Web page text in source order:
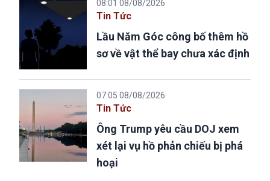
08:01 08/08/2026
Tin Tức
Lầu Năm Góc công bố thêm hồ
sơ về vật thể bay chưa xác định
07:05 08/08/2026
Tin Tức
Ông Trump yêu cầu DOJ xem
xét lại vụ hồ phản chiếu bị phá
hoại